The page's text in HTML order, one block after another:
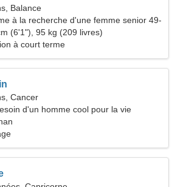
Balance
à la recherche d'une femme senior 49-
(6'1"), 95 kg (209 livres)
à court terme
Cancer
d'un homme cool pour la vie